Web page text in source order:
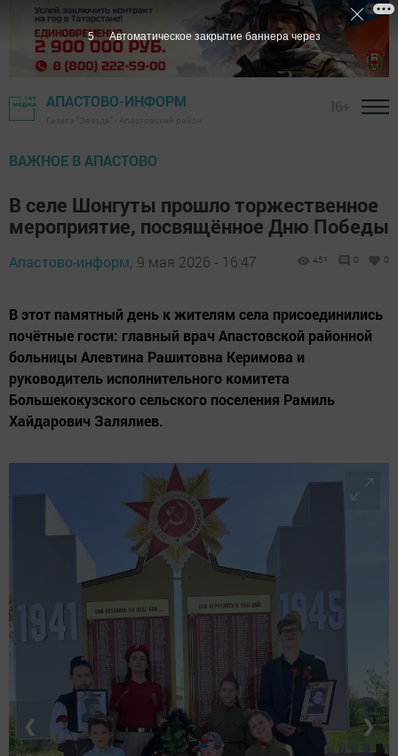
АПАСТОВО-ИНФОРМ
ВАЖНОЕ В АПАСТОВО
В селе Шонгуты прошло торжественное
мероприятие, посвящённое Дню Победы
Апастово-информ, 9 мая 2026 - 16:47 451 0 0
В этот памятный день к жителям села присоединились
почётные гости: главный врач Апастовской районной
больницы Алевтина Рашитовна Керимова и
руководитель исполнительного комитета
Большекокузского сельского поселения Рамиль
Хайдарович Залялиев.
❮ ❯
4 Автоматическое закрытие баннера через